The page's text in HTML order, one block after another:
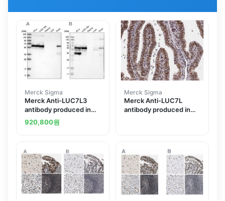
Merck Sigma
Merck Anti-LUC7L3
antibody produced in
rabbit
920,800원
Merck Sigma
Merck Anti-LUC7L
antibody produced in